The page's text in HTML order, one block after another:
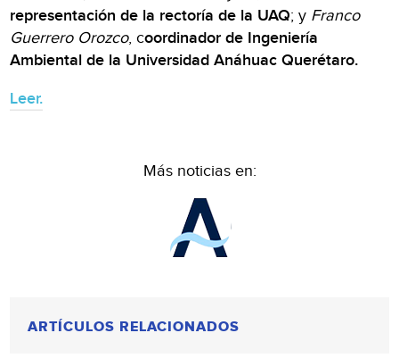
representación de la rectoría de la UAQ; y Franco
Guerrero Orozco, coordinador de Ingeniería
Ambiental de la Universidad Anáhuac Querétaro.
Leer.
Más noticias en:
ARTÍCULOS RELACIONADOS